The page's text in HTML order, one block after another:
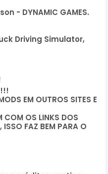
- DYNAMIC GAMES.
Driving Simulator,
EM OUTROS SITES E
COM OS LINKS DOS
ISSO FAZ BEM PARA O